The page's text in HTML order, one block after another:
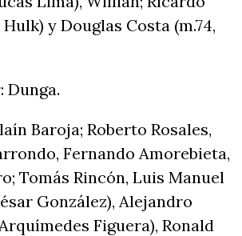
y Douglas Costa (m.74,
Dunga.
Baroja; Roberto Rosales,
Fernando Amorebieta,
Tomás Rincón, Luis Manuel
González), Alejandro
Figuera), Ronald